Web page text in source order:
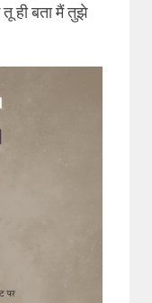
तू ही बता मैं तुझे